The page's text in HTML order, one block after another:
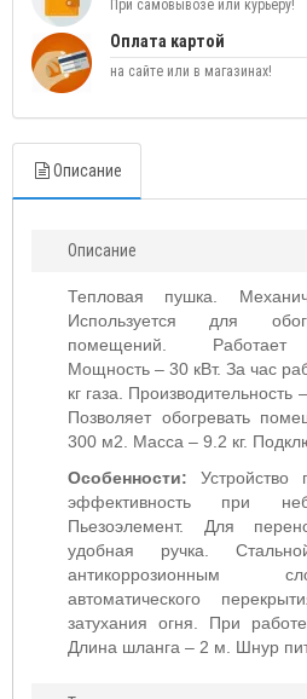
При самовывозе или курьеру!
Оплата картой
на сайте или в магазинах!
Описание
Описание
Тепловая пушка.
Используется для
помещений. Работает
Мощность – 30 кВт. За час
кг газа. Производительность
Позволяет обогревать
300 м2. Масса – 9.2 кг.
Особенности: Устройство
эффективность при
Пьезоэлемент. Для
удобная ручка.
антикоррозионным
автоматического
затухания огня. При
Длина шланга – 2 м. Шнур